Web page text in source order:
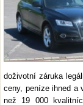
doživotní záruka
ceny, peníze ihned a
než 19 000